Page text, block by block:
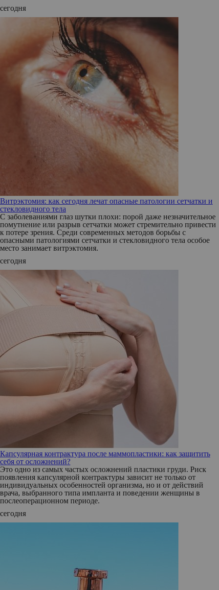
сегодня
Витрэктомия: как сегодня лечат опасные патологии сетчатки и
стекловидного тела
С заболеваниями глаз шутки плохи: порой даже незначительное
помутнение или разрыв сетчатки может стремительно привести
к потере зрения. Среди современных методов борьбы с
опасными патологиями сетчатки и стекловидного тела особое
место занимает витрэктомия.
сегодня
Капсулярная контрактура после маммопластики: как защитить
себя от осложнений?
Это одно из самых частых осложнений пластики груди. Риск
появления капсулярной контрактуры зависит не только от
индивидуальных особенностей организма, но и от действий
врача, выбранного типа импланта и поведении женщины в
послеоперационном периоде.
сегодня